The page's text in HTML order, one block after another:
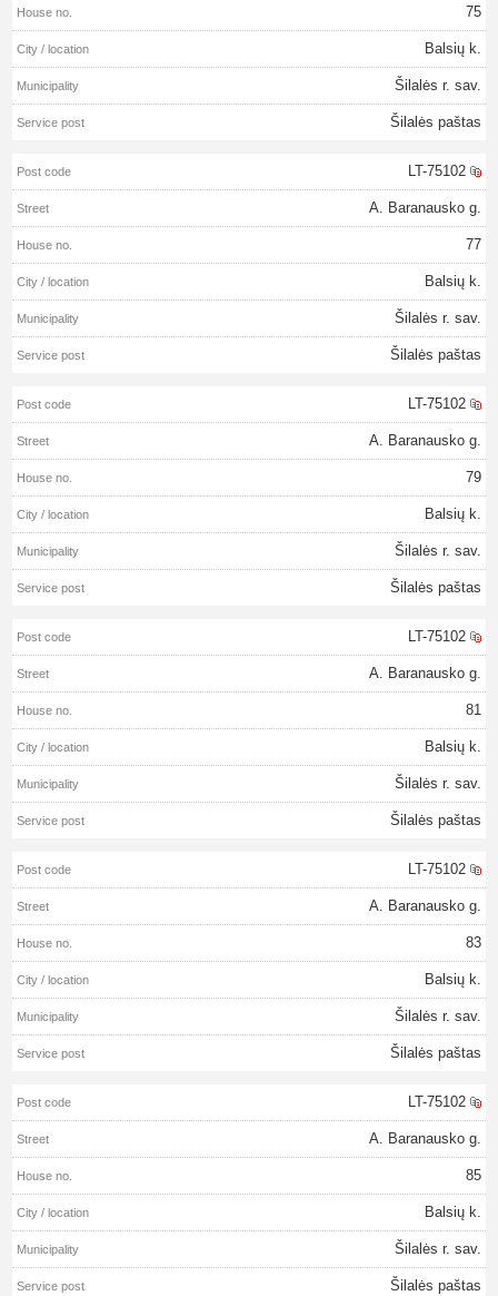
75
Balsių k.
Šilalės r. sav.
Šilalės paštas
LT-75102
A. Baranausko g.
77
Balsių k.
Šilalės r. sav.
Šilalės paštas
LT-75102
A. Baranausko g.
79
Balsių k.
Šilalės r. sav.
Šilalės paštas
LT-75102
A. Baranausko g.
81
Balsių k.
Šilalės r. sav.
Šilalės paštas
LT-75102
A. Baranausko g.
83
Balsių k.
Šilalės r. sav.
Šilalės paštas
LT-75102
A. Baranausko g.
85
Balsių k.
Šilalės r. sav.
Šilalės paštas